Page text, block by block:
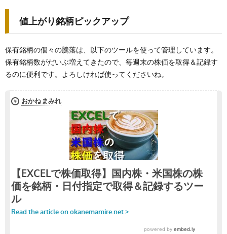
値上がり銘柄ピックアップ
保有銘柄の個々の騰落は、以下のツールを使って管理しています。
保有銘柄数がだいぶ増えてきたので、毎週末の株価を取得＆記録す
るのに便利です。よろしければ使ってくださいね。